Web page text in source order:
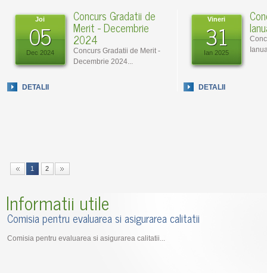
Joi
05
Dec 2024
Concurs Gradatii de
Merit - Decembrie
2024
Concurs Gradatii de Merit -
Decembrie 2024...
DETALII
Vineri
31
Ian 2025
DETALII
1 2
Informatii utile
Comisia pentru evaluarea si asigurarea calitatii
Comisia pentru evaluarea si asigurarea calitatii...